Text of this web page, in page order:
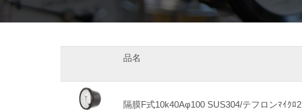
品名
隔膜F式10k40Aφ100 SUS304/テフロンﾏｲｸﾛ2